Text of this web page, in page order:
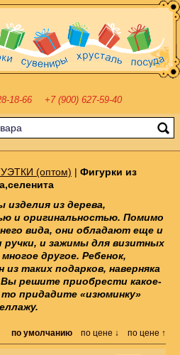
18-66 +7 (900) 627-59-40
(оптом) | Фигурки из
изделия из дерева,
и оригинальностью. Помимо
вида, они обладают еще и
и зажимы для визитных
другое. Ребенок,
таких подарков, наверняка
Вы решите приобрести какое-
придадите «изюминку»
по умолчанию по цене ↓ по цене ↑